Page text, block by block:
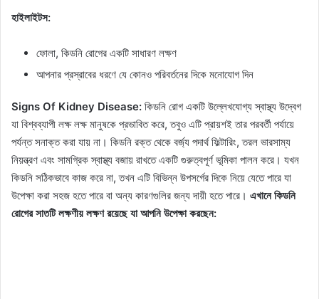
হাইলাইটস:
ফোলা, কিডনি রোগের একটি সাধারণ লক্ষণ
আপনার প্রস্রাবের ধরণে যে কোনও পরিবর্তনের দিকে মনোযোগ দিন
Signs Of Kidney Disease: কিডনি রোগ একটি উল্লেখযোগ্য স্বাস্থ্য উদ্বেগ
যা বিশ্বব্যাপী লক্ষ লক্ষ মানুষকে প্রভাবিত করে, তবুও এটি প্রায়শই তার পরবর্তী পর্যায়ে
পর্যন্ত সনাক্ত করা যায় না। কিডনি রক্ত ​​থেকে বর্জ্য পদার্থ ফিল্টারিং, তরল ভারসাম্য
নিয়ন্ত্রণ এবং সামগ্রিক স্বাস্থ্য বজায় রাখতে একটি গুরুত্বপূর্ণ ভূমিকা পালন করে। যখন
কিডনি সঠিকভাবে কাজ করে না, তখন এটি বিভিন্ন উপসর্গের দিকে নিয়ে যেতে পারে যা
উপেক্ষা করা সহজ হতে পারে বা অন্য কারণগুলির জন্য দায়ী হতে পারে। এখানে কিডনি
রোগের সাতটি লক্ষণীয় লক্ষণ রয়েছে যা আপনি উপেক্ষা করছেন: